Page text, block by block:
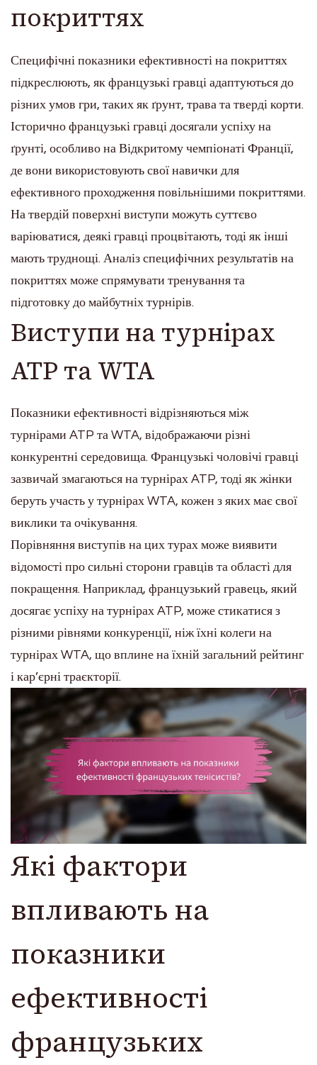
покриттях
Специфічні показники ефективності на покриттях
підкреслюють, як французькі гравці адаптуються до
різних умов гри, таких як ґрунт, трава та тверді корти.
Історично французькі гравці досягали успіху на
ґрунті, особливо на Відкритому чемпіонаті Франції,
де вони використовують свої навички для
ефективного проходження повільнішими покриттями.
На твердій поверхні виступи можуть суттєво
варіюватися, деякі гравці процвітають, тоді як інші
мають труднощі. Аналіз специфічних результатів на
покриттях може спрямувати тренування та
підготовку до майбутніх турнірів.
Виступи на турнірах
ATP та WTA
Показники ефективності відрізняються між
турнірами ATP та WTA, відображаючи різні
конкурентні середовища. Французькі чоловічі гравці
зазвичай змагаються на турнірах ATP, тоді як жінки
беруть участь у турнірах WTA, кожен з яких має свої
виклики та очікування.
Порівняння виступів на цих турах може виявити
відомості про сильні сторони гравців та області для
покращення. Наприклад, французький гравець, який
досягає успіху на турнірах ATP, може стикатися з
різними рівнями конкуренції, ніж їхні колеги на
турнірах WTA, що вплине на їхній загальний рейтинг
і кар’єрні траєкторії.
Які фактори
впливають на
показники
ефективності
французьких